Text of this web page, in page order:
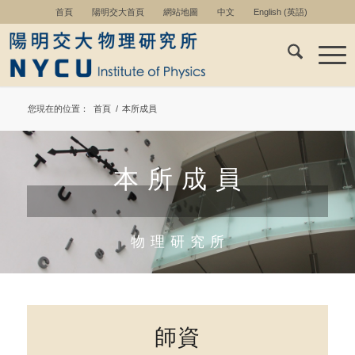
首頁 陽明交大首頁 網站地圖 中文 English(英語)
您現在的位置： 首頁 / 本所成員
本 所 成 員
物 理 研 究 所
師資